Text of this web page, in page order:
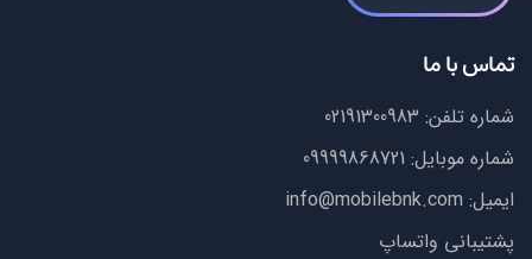
تماس با ما
شماره تلفن: 02191300983
شماره موبایل: 09999868721
ایمیل: info@mobilebnk.com
پشتیبانی واتساپ